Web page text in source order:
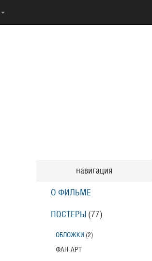
навигация
О ФИЛЬМЕ
ПОСТЕРЫ (77)
ОБЛОЖКИ (2)
ФАН-АРТ